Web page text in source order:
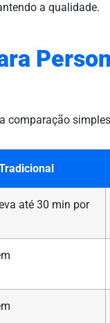
a qualidade.
comparação
até 30 min por